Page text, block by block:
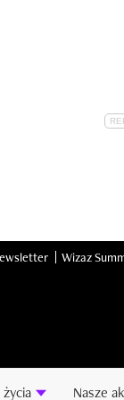
Wizaz
Nasze